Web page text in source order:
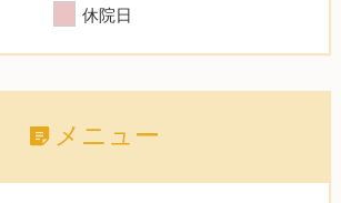
休院日
メニュー